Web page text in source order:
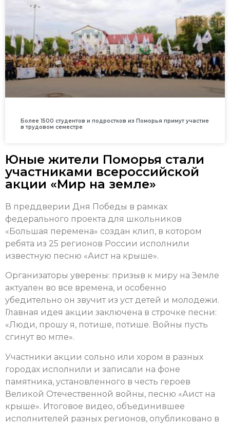
Более 1500 студентов и подростков из Поморья примут участие
в трудовом семестре
Юные жители Поморья стали
участниками всероссийской
акции «Мир на земле»
В преддверии Дня Победы в рамках
федерального проекта для школьников
«Большая перемена» создан клип, в котором
ребята из 25 регионов России исполнили
известную песню «Аист на крыше».
Организаторы уверены: призыв к миру на Земле
актуален во все времена, и особенно
убедительно он звучит из уст детей и молодежи.
Главная идея акции заключена в строчке песни:
«Люди, прошу я, потише, потише. Войны пусть
сгинут во мгле».
Участники акции сольно или хором в разных
городах исполнили и записали на фоне
памятника, установленного в честь героев
Великой Отечественной войны, песню «Аист на
крыше». Итоговое видео, объединившее
исполнителей разных регионов, опубликовано в